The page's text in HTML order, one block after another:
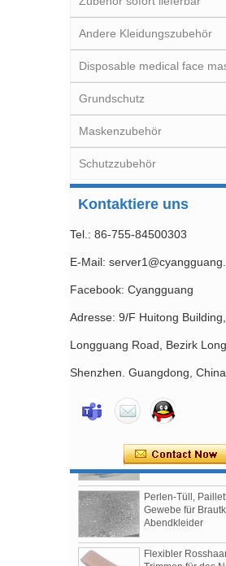
Andere Kleidungszubehör
Disposable medical face
Grundschutz
Maskenzubehör
Schutzzubehör
Kontaktiere uns
Tel.: 86-755-84500303
E-Mail:
Facebook: Cyangguang
Adresse: 9/F Huitong
Longguang Road, Bezirk
Shenzhen. Guangdong, China
Mit Nylon
China-Fabrik,
Perlen-Tüll,
Gewebe für
Abendkleider
Trimmen für das
Kleid